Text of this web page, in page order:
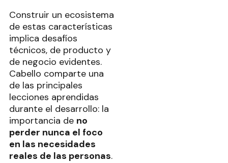
Construir un ecosistema
de estas características
implica desafíos
técnicos, de producto y
de negocio evidentes.
Cabello comparte una
de las principales
lecciones aprendidas
durante el desarrollo: la
importancia de no
perder nunca el foco
en las necesidades
reales de las personas.